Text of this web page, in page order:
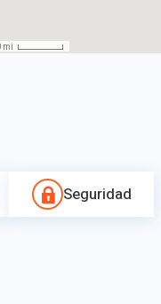
Seguridad